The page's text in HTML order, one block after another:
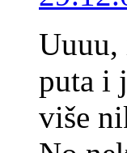
Uuuu,
puta i
više